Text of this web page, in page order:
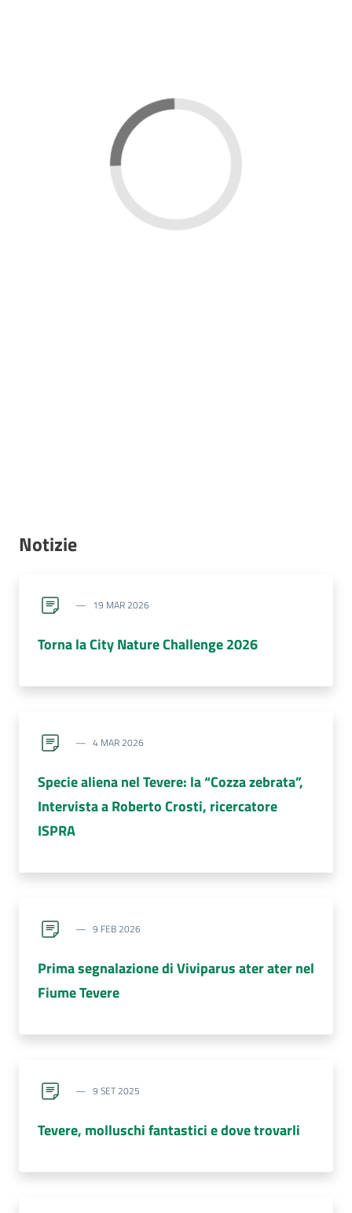
Notizie
19 MAR 2026
Torna la City Nature Challenge 2026
4 MAR 2026
Specie aliena nel Tevere: la “Cozza zebrata”,
Intervista a Roberto Crosti, ricercatore
ISPRA
9 FEB 2026
Prima segnalazione di Viviparus ater ater nel
Fiume Tevere
9 SET 2025
Tevere, molluschi fantastici e dove trovarli